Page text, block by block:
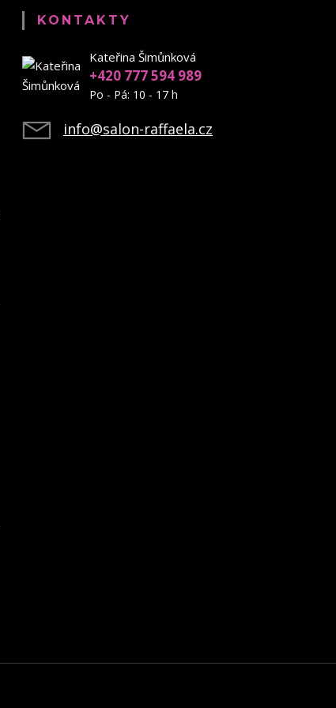
KONTAKTY
Kateřina Šimůnková
+420 777 594 989
Po - Pá: 10 - 17 h
info@salon-raffaela.cz